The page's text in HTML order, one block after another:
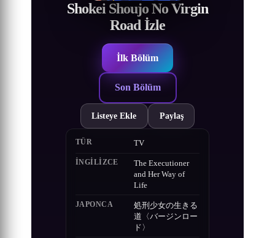
Shokei Shoujo No Virgin
Road İzle
İlk Bölüm
Son Bölüm
Listeye Ekle Paylaş
TÜR TV
İNGILIZCE
The Executioner
and Her Way of
Life
JAPONCA
処刑少女の生きる
道〈バージンロー
ド〉